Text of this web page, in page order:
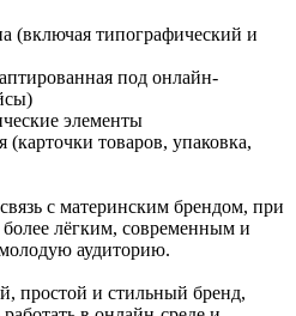
(включая типографический и
под онлайн-
элементы
товаров, упаковка,
с материнским брендом, при
лёгким, современным и
аудиторию.
простой и стильный бренд,